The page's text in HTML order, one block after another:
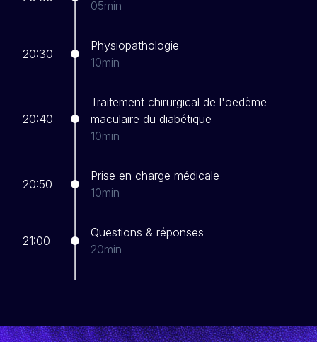
05min
20:30
Physiopathologie
10min
20:40
Traitement chirurgical de l'oedème
maculaire du diabétique
10min
20:50
Prise en charge médicale
10min
21:00
Questions & réponses
20min